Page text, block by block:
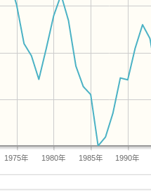
1975年 1980年 1985年 1990年